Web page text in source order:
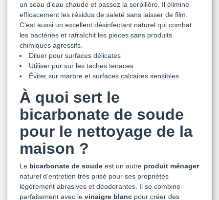
un seau d’eau chaude et passez la serpillère. Il élimine
efficacement les résidus de saleté sans laisser de film.
C’est aussi un excellent désinfectant naturel qui combat
les bactéries et rafraîchit les pièces sans produits
chimiques agressifs.
Diluer pour surfaces délicates
Utiliser pur sur les taches tenaces
Éviter sur marbre et surfaces calcaires sensibles
À quoi sert le
bicarbonate de soude
pour le nettoyage de la
maison ?
Le bicarbonate de soude est un autre produit ménager
naturel d’entretien très prisé pour ses propriétés
légèrement abrasives et déodorantes. Il se combine
parfaitement avec le vinaigre blanc pour créer des